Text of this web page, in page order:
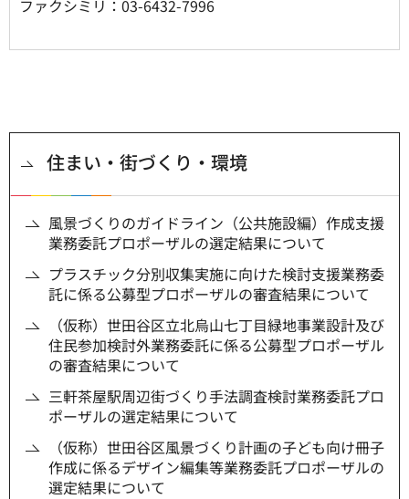
ファクシミリ：03-6432-7996
住まい・街づくり・環境
風景づくりのガイドライン（公共施設編）作成支援
業務委託プロポーザルの選定結果について
プラスチック分別収集実施に向けた検討支援業務委
託に係る公募型プロポーザルの審査結果について
（仮称）世田谷区立北烏山七丁目緑地事業設計及び
住民参加検討外業務委託に係る公募型プロポーザル
の審査結果について
三軒茶屋駅周辺街づくり手法調査検討業務委託プロ
ポーザルの選定結果について
（仮称）世田谷区風景づくり計画の子ども向け冊子
作成に係るデザイン編集等業務委託プロポーザルの
選定結果について